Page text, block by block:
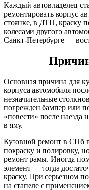
Каждый автовладелец
ремонтировать корпус
стоянке, в ДТП, краску
колесами другого
Санкт-Петербурге —
Основная причина для
корпуса автомобиля
незначительные
поврежден бампер или
«повести» после наезда
в яму.
Кузовной ремонт в СПб
покраску и полировку,
ремонт рамы. Иногда
элемент — тогда
краску. При серьезном
на стапеле с